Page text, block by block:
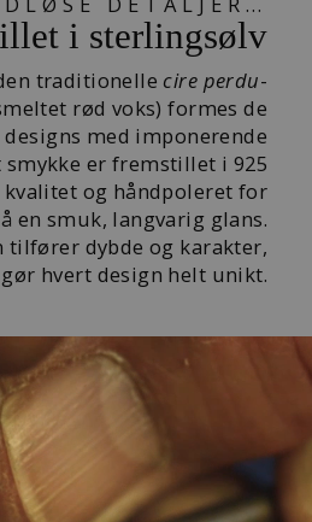
i sterlingsølv
traditionelle cire perdu-
rød voks) formes de
med imponerende
er fremstillet i 925
og håndpoleret for
en smuk, langvarig glans.
tilfører dybde og karakter,
hvert design helt unikt.